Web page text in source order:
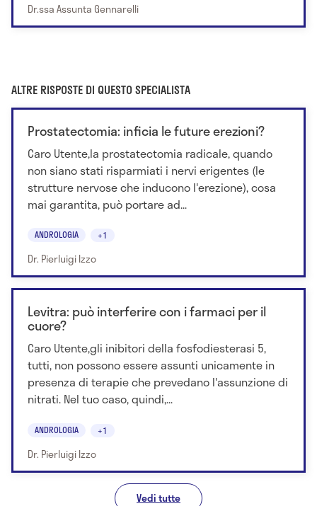
Dr.ssa Assunta Gennarelli
ALTRE RISPOSTE DI QUESTO SPECIALISTA
Prostatectomia: inficia le future erezioni?
Caro Utente,la prostatectomia radicale, quando
non siano stati risparmiati i nervi erigentes (le
strutture nervose che inducono l'erezione), cosa
mai garantita, può portare ad...
ANDROLOGIA +1
Dr. Pierluigi Izzo
Levitra: può interferire con i farmaci per il
cuore?
Caro Utente,gli inibitori della fosfodiesterasi 5,
tutti, non possono essere assunti unicamente in
presenza di terapie che prevedano l'assunzione di
nitrati. Nel tuo caso, quindi,...
ANDROLOGIA +1
Dr. Pierluigi Izzo
Vedi tutte